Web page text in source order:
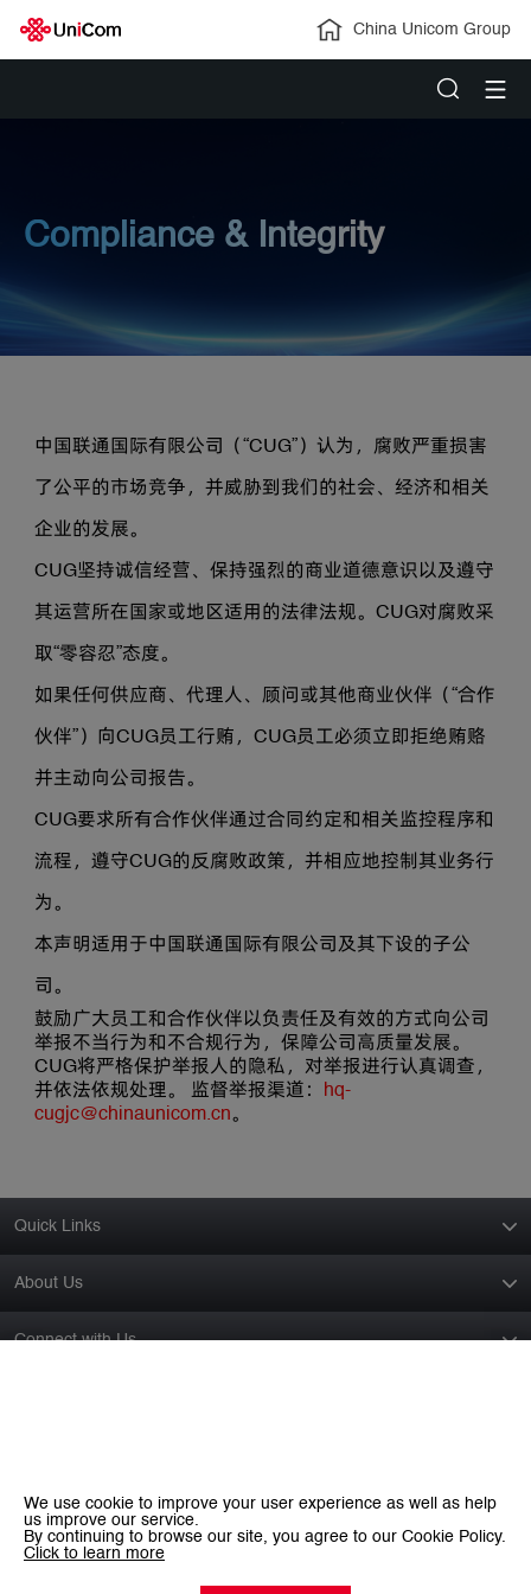
We use cookie to improve your user experience as well as help
us improve our service.
By continuing to browse our site, you agree to our Cookie Policy.
Click to learn more
China Unicom Group
Compliance & Integrity
中国联通国际有限公司（“CUG”）认为，腐败严重损害
了公平的市场竞争，并威胁到我们的社会、经济和相关
企业的发展。
CUG坚持诚信经营、保持强烈的商业道德意识以及遵守
其运营所在国家或地区适用的法律法规。CUG对腐败采
取“零容忍”态度。
如果任何供应商、代理人、顾问或其他商业伙伴（“合作
伙伴”）向CUG员工行贿，CUG员工必须立即拒绝贿赂
并主动向公司报告。
CUG要求所有合作伙伴通过合同约定和相关监控程序和
流程，遵守CUG的反腐败政策，并相应地控制其业务行
为。
本声明适用于中国联通国际有限公司及其下设的子公
司。
鼓励广大员工和合作伙伴以负责任及有效的方式向公司
举报不当行为和不合规行为，保障公司高质量发展。
CUG将严格保护举报人的隐私，对举报进行认真调查，
并依法依规处理。 监督举报渠道：
hq-
cugjc@chinaunicom.cn。
Quick Links
About Us
Connect with Us
28 / F, Gateway Tower 1, 25 Canton Road,
Tsim Sha Tsui, Kowloon, Hong Kong
Contact Us